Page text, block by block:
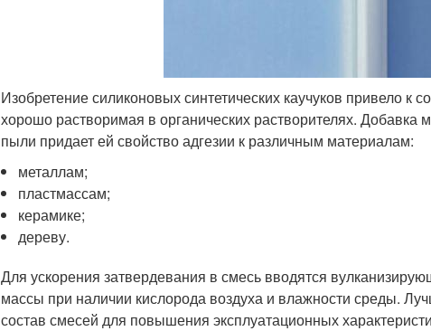
Изобретение силиконовых синтетических каучуков привело к
хорошо растворимая в органических растворителях. Добавка
пыли придает ей свойство адгезии к различным материалам:
металлам;
пластмассам;
керамике;
дереву.
Для ускорения затвердевания в смесь вводятся
массы при наличии кислорода воздуха и влажности среды.
состав смесей для повышения эксплуатационных